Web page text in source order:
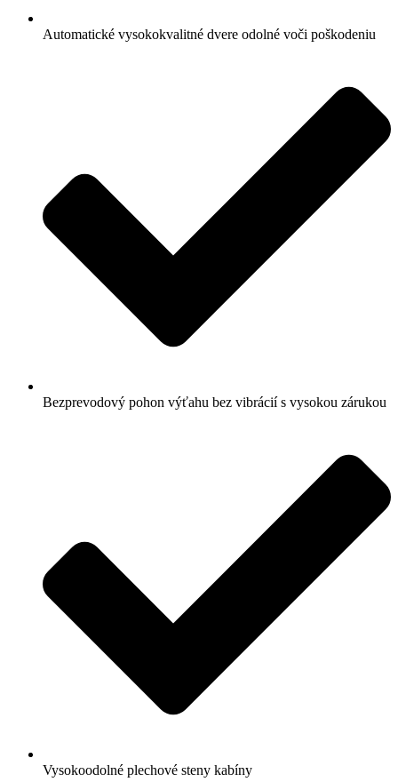
Automatické vysokokvalitné dvere odolné voči poškodeniu
Bezprevodový pohon výťahu bez vibrácií s vysokou zárukou
Vysokoodolné plechové steny kabíny